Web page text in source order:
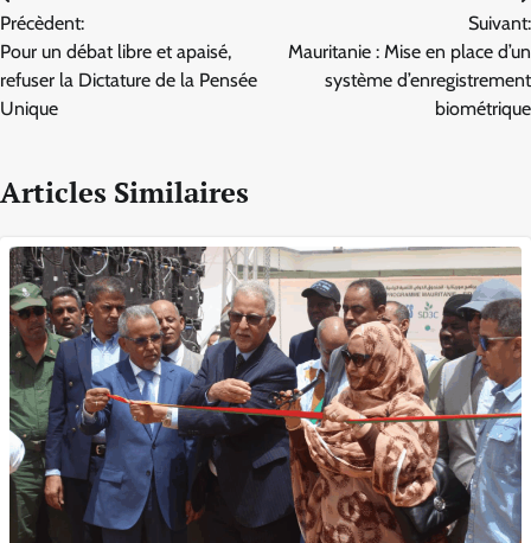
de
l’article
Précèdent:
Pour un débat libre et apaisé,
refuser la Dictature de la Pensée
Unique
Suivant:
Mauritanie : Mise en place d’un
système d’enregistrement
biométrique
Articles Similaires